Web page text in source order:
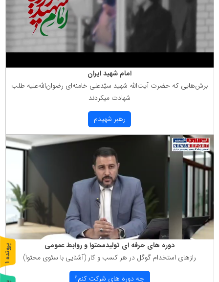
امام شهید ایران
برش‌هایی كه حضرت آیت‌الله شهید سیّدعلی خامنه‌ای رضوان‌الله‌علیه طلب
شهادت میكردند
رهبر شهیدم
دوره های حرفه ای تولیدمحتوا و روابط عمومی
رازهای استخدام گوگل در هر كسب و كار (آشنایی با سئوی محتوا)
چه دوره های شركت كنم؟
پ
ر
و
ن
د
ه
1